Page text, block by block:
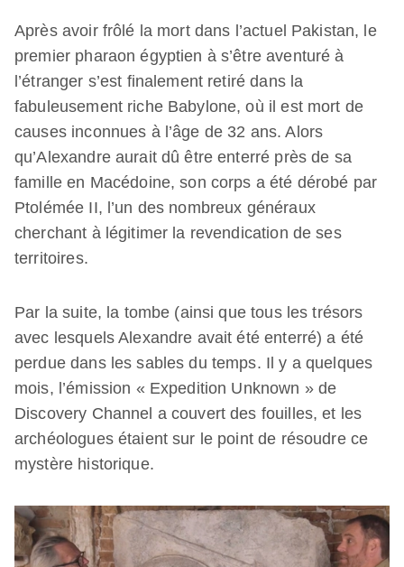
Après avoir frôlé la mort dans l’actuel Pakistan, le
premier pharaon égyptien à s’être aventuré à
l’étranger s’est finalement retiré dans la
fabuleusement riche Babylone, où il est mort de
causes inconnues à l’âge de 32 ans. Alors
qu’Alexandre aurait dû être enterré près de sa
famille en Macédoine, son corps a été dérobé par
Ptolémée II, l’un des nombreux généraux
cherchant à légitimer la revendication de ses
territoires.
Par la suite, la tombe (ainsi que tous les trésors
avec lesquels Alexandre avait été enterré) a été
perdue dans les sables du temps. Il y a quelques
mois, l’émission « Expedition Unknown » de
Discovery Channel a couvert des fouilles, et les
archéologues étaient sur le point de résoudre ce
mystère historique.